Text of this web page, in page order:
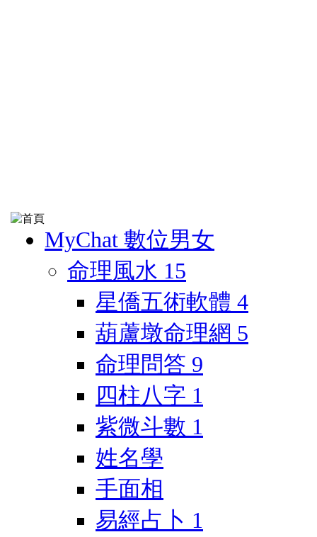
MyChat 數位男女
命理風水 15
星僑五術軟體 4
葫蘆墩命理網 5
命理問答 9
四柱八字 1
紫微斗數 1
姓名學
手面相
易經占卜 1